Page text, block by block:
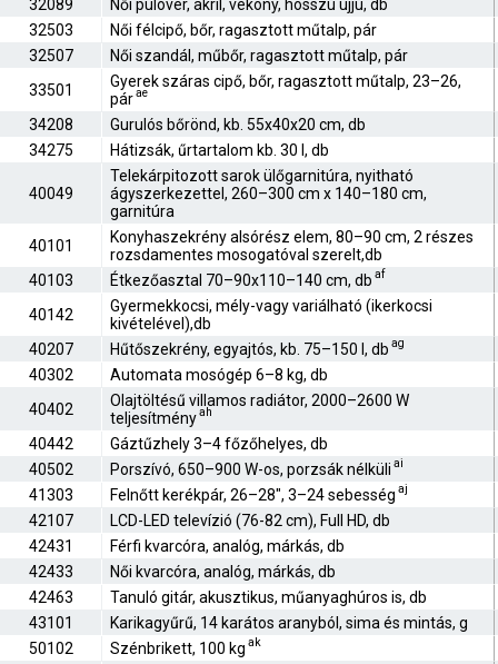
32089
Női pulóver, akril, vékony, hosszú ujjú, db
32503
Női félcipő, bőr, ragasztott műtalp, pár
32507
Női szandál, műbőr, ragasztott műtalp, pár
33501
Gyerek száras cipő, bőr, ragasztott műtalp, 23–26,
párae
34208
Gurulós bőrönd, kb. 55x40x20 cm, db
34275
Hátizsák, űrtartalom kb. 30 l, db
40049
Telekárpitozott sarok ülőgarnitúra, nyitható
ágyszerkezettel, 260–300 cm x 140–180 cm,
garnitúra
40101
Konyhaszekrény alsórész elem, 80–90 cm, 2 részes
rozsdamentes mosogatóval szerelt,db
40103
Étkezőasztal 70–90x110–140 cm, db af
40142
Gyermekkocsi, mély-vagy variálható (ikerkocsi
kivételével),db
40207
Hűtőszekrény, egyajtós, kb. 75–150 l, db ag
40302
Automata mosógép 6–8 kg, db
40402
Olajtöltésű villamos radiátor, 2000–2600 W
teljesítményah
40442
Gáztűzhely 3–4 főzőhelyes, db
40502
Porszívó, 650–900 W-os, porzsák nélküli ai
41303 Felnőtt kerékpár, 26–28", 3–24 sebesség aj
42107
LCD-LED televízió (76-82 cm), Full HD, db
42431
Férfi kvarcóra, analóg, márkás, db
42433
Női kvarcóra, analóg, márkás, db
42463
Tanuló gitár, akusztikus, műanyaghúros is, db
43101
Karikagyűrű, 14 karátos aranyból, sima és mintás, g
50102
Szénbrikett, 100 kg ak